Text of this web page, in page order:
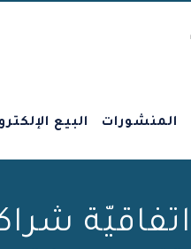
المنشورات البيع
اتفاقيّة